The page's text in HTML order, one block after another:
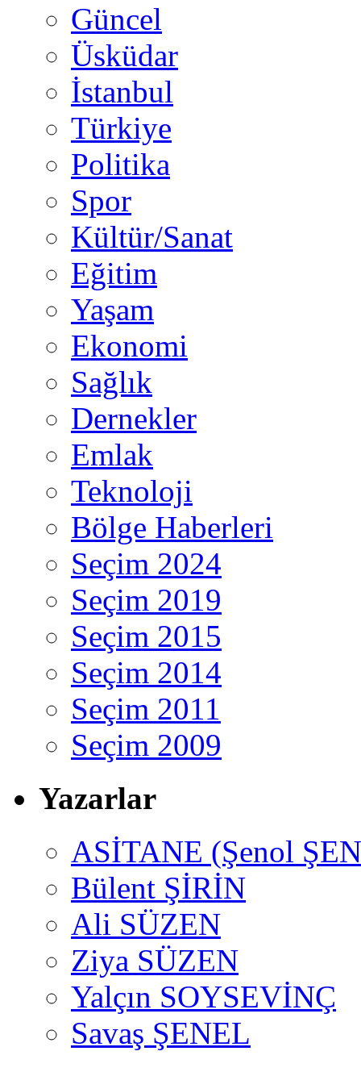
Güncel
Üsküdar
İstanbul
Türkiye
Politika
Spor
Kültür/Sanat
Eğitim
Yaşam
Ekonomi
Sağlık
Dernekler
Emlak
Teknoloji
Bölge Haberleri
Seçim 2024
Seçim 2019
Seçim 2015
Seçim 2014
Seçim 2011
Seçim 2009
Yazarlar
ASİTANE (Şenol
Bülent ŞİRİN
Ali SÜZEN
Ziya SÜZEN
Yalçın SOYSEVİNÇ
Savaş ŞENEL